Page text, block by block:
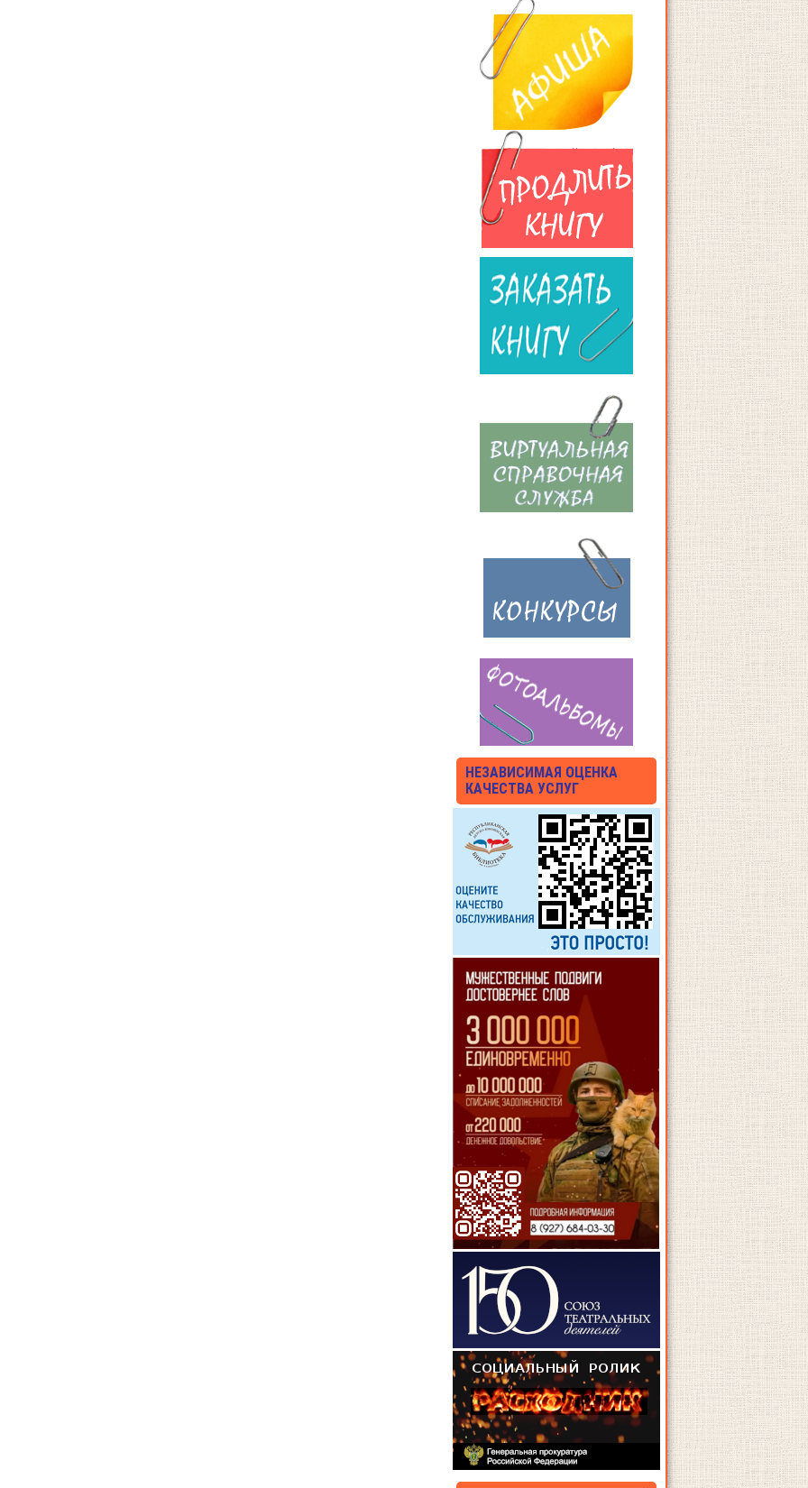
НЕЗАВИСИМАЯ ОЦЕНКА
КАЧЕСТВА УСЛУГ